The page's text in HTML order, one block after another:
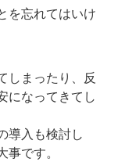
を忘れてはいけ
しまったり、反
になってきてし
導入も検討し
です。